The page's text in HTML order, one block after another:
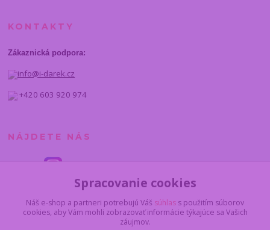
KONTAKTY
Zákaznická podpora:
info@i-darek.cz
+420 603 920 974
NÁJDETE NÁS
Spracovanie cookies
Náš e-shop a partneri potrebujú Váš súhlas s použitím súborov
cookies, aby Vám mohli zobrazovať informácie týkajúce sa Vašich
záujmov.